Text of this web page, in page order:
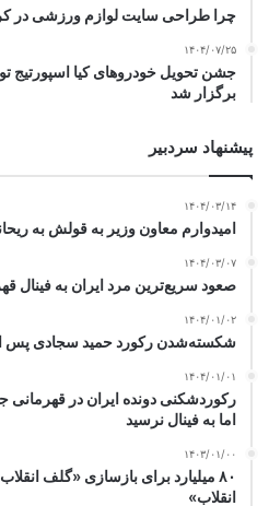
چرا طراحی سایت لوازم ورزشی در
۱۴۰۴/۰۷/۲۵
جشن تحویل خودروهای کیا
برگزار شد
پیشنهاد سردبیر
۱۴۰۴/۰۳/۱۴
امیدوارم معاون وزیر به قولش به
۱۴۰۴/۰۳/۰۷
صعود سریع‌ترین مرد ایران به فینال
۱۴۰۴/۰۱/۰۲
شکسته‌شدن رکورد حمید سجادی پس از ۳۶
۱۴۰۴/۰۱/۰۱
رکوردشکنی دونده ایران در قهرمانی
اما به فینال نرسید
۱۴۰۳/۰۱/۰۰
انقلاب»